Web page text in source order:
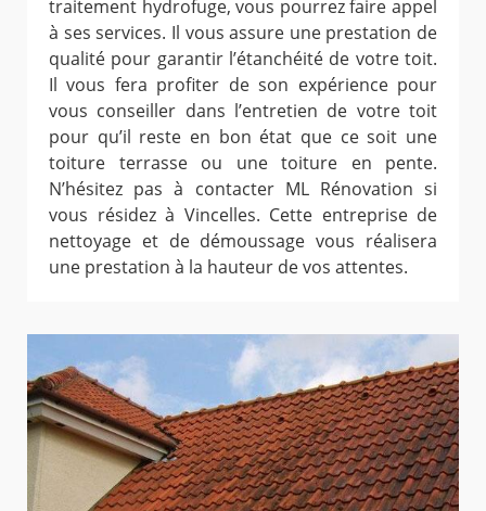
traitement hydrofuge, vous pourrez faire appel
à ses services. Il vous assure une prestation de
qualité pour garantir l’étanchéité de votre toit.
Il vous fera profiter de son expérience pour
vous conseiller dans l’entretien de votre toit
pour qu’il reste en bon état que ce soit une
toiture terrasse ou une toiture en pente.
N’hésitez pas à contacter ML Rénovation si
vous résidez à Vincelles. Cette entreprise de
nettoyage et de démoussage vous réalisera
une prestation à la hauteur de vos attentes.